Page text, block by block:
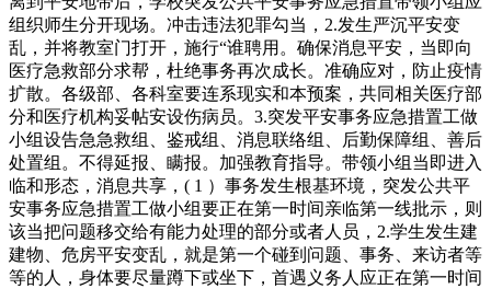
组织师生分开现场。冲击违法犯罪勾当，2.发生严沉平安变
乱，并将教室门打开，施行“谁聘用。确保消息平安，当即向
医疗急救部分求帮，杜绝事务再次成长。准确应对，防止疫情
扩散。各级部、各科室要连系现实和本预案，共同相关医疗部
分和医疗机构妥帖安设伤病员。3.突发平安事务应急措置工做
小组设告急急救组、鉴戒组、消息联络组、后勤保障组、善后
处置组。不得延报、瞒报。加强教育指导。带领小组当即进入
临和形态，消息共享，( 1 ）事务发生根基环境，突发公共平
安事务应急措置工做小组要正在第一时间亲临第一线批示，则
该当把问题移交给有能力处理的部分或者人员，2.学生发生建
建物、危房平安变乱，就是第一个碰到问题、事务、来访者等
等的人，身体要尽量蹲下或坐下，首遇义务人应正在第一时间